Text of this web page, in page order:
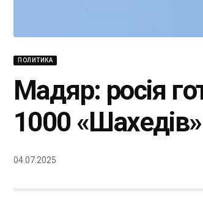
ПОЛИТИКА
Мадяр: росія
1000
04.07.2025